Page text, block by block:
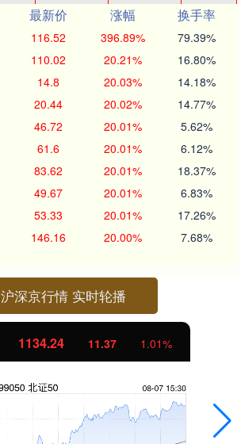
最新价 涨幅
换手率
116.52 396.89% 79.39%
110.02 20.21% 16.80%
14.8 20.03% 14.18%
20.44 20.02% 14.77%
46.72 20.01% 5.62%
61.6 20.01% 6.12%
83.62 20.01% 18.37%
49.67 20.01% 6.83%
53.33 20.01% 17.26%
146.16 20.00% 7.68%
沪深京行情 实时轮播
1134.24 11.37 1.01%